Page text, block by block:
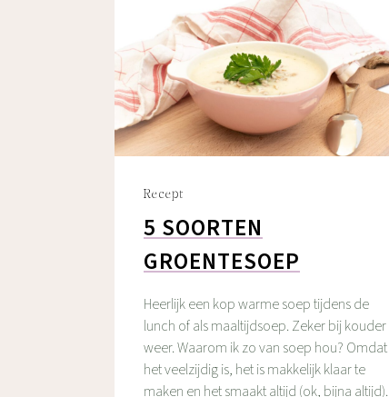
Recept
5 SOORTEN
GROENTESOEP
Heerlijk een kop warme soep tijdens de
lunch of als maaltijdsoep. Zeker bij kouder
weer. Waarom ik zo van soep hou? Omdat
het veelzijdig is, het is makkelijk klaar te
maken en het smaakt altijd (ok, bijna altijd).